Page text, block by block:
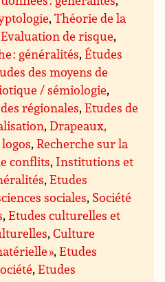
,Théorie de la
Evaluation de risque,
: généralités,Études
des moyens de
/ sémiologie,
régionales,Etudes de
,Drapeaux,
,Recherche sur la
conflits, Institutions et
,Etudes
sociales, Société
,Etudes culturelles et
,Culture
»,Etudes
,Etudes